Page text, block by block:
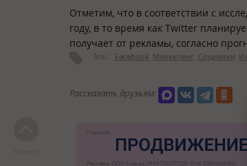
Отметим, что в соответствии с
году, в то время как Twitter
получает от рекламы, согласно
Теги: Facebook Маркетинг Социалки
Рассказать друзьям: